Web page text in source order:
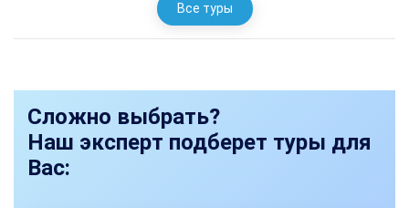
Все туры
Сложно выбрать?
Наш эксперт подберет туры для
Вас: